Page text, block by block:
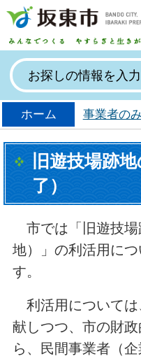
ホーム 事業者の
旧遊技場跡
了）
市では「旧遊技場
地）」の利活用に
す。
利活用については
献しつつ、市の財
ら、民間事業者（